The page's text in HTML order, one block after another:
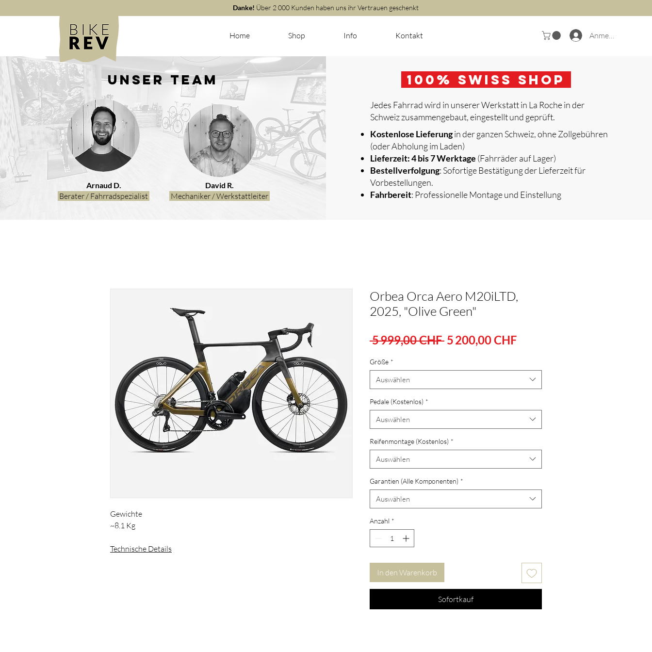
Danke! Über 2 000 Kunden haben uns ihr Vertrauen geschenkt
Home Shop Info Kontakt Anmelden
Unser Team
Arnaud D.
Berater / Fahrradspezialist
David R.
Mechaniker / Werkstattleiter
100 % Swiss Shop
Jedes Fahrrad wird in unserer Werkstatt in La Roche in der
Schweiz zusammengebaut, eingestellt und geprüft.
Kostenlose Lieferungin der ganzen Schweiz, ohne Zollgebühren
(oder Abholung im Laden)
Lieferzeit: 4 bis 7 Werktage (Fahrräder auf Lager)
Bestellverfolgung: Sofortige Bestätigung der Lieferzeit für
Vorbestellungen.
Fahrbereit: Professionelle Montage und Einstellung
Gewichte
~8.1 Kg
Technische Details
Orbea Orca Aero M20iLTD,
2025, "Olive Green"
5 999,00 CHF Standardpreis
5 200,00 CHFSale-
Größe *
Auswählen
Pedale (Kostenlos) *
Auswählen
Reifenmontage (Kostenlos) *
Auswählen
Garantien (Alle Komponenten) *
Auswählen
Anzahl *
In den Warenkorb
Sofortkauf